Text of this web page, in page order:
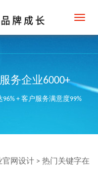
务企业6000+
+ 客户服务满意度99%
官网设计 > 热门关键字在